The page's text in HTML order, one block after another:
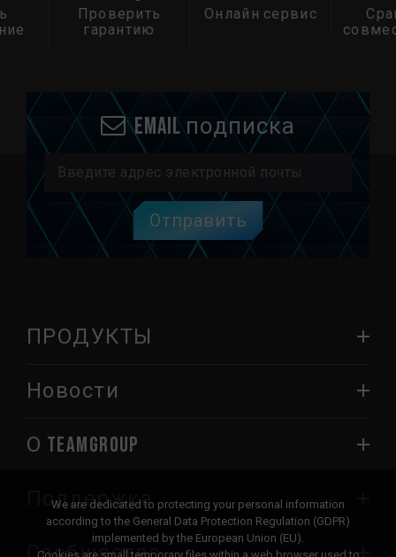
Онлайн сервис
Сравнить
совместимость
Email подписка
Отправить
ПРОДУКТЫ
Новости
О TEAMGROUP
Поддержка
We are dedicated to protecting your personal information
according to the General Data Protection Regulation (GDPR)
implemented by the European Union (EU).